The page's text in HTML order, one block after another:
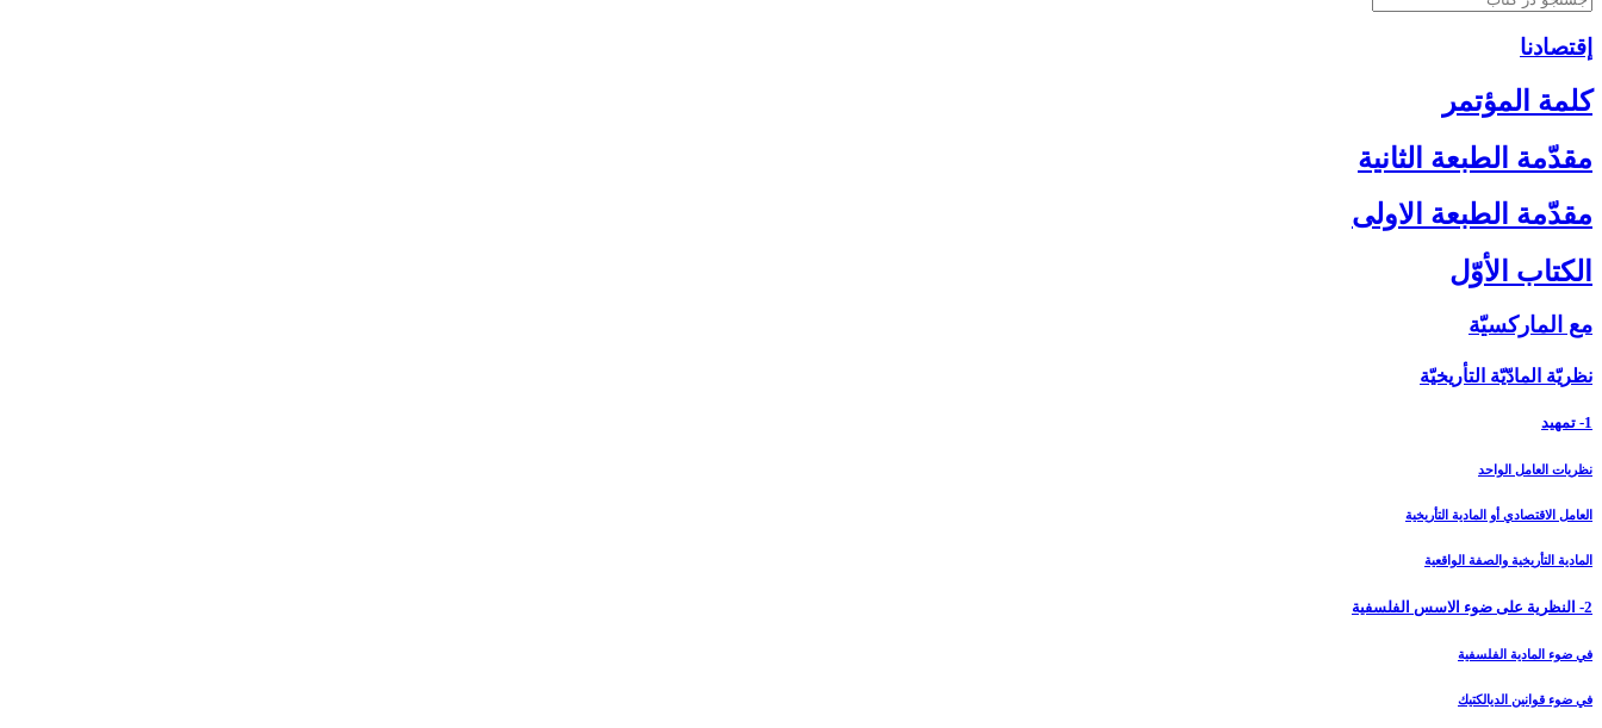
إقتصادنا
كلمة المؤتمر
مقدّمة الطبعة الثانية
مقدّمة الطبعة الاولى‏
الكتاب الأوّل‏
مع الماركسيّة
نظريّة المادّيّة التأريخيّة
1- تمهيد
نظريات العامل الواحد
العامل الاقتصادي أو المادية التأريخية
المادية التأريخية والصفة الواقعية
2- النظرية على ضوء الاسس الفلسفية
في ضوء المادية الفلسفية
في ضوء قوانين الديالكتيك